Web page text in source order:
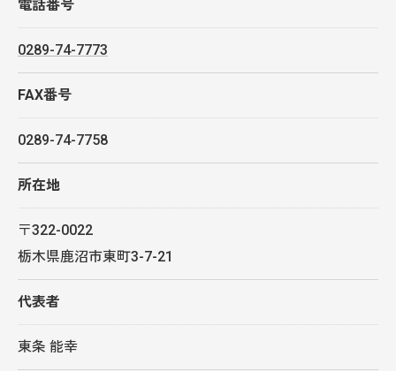
電話番号
0289-74-7773
FAX番号
0289-74-7758
所在地
〒322-0022
栃木県鹿沼市東町3-7-21
代表者
東条 能幸